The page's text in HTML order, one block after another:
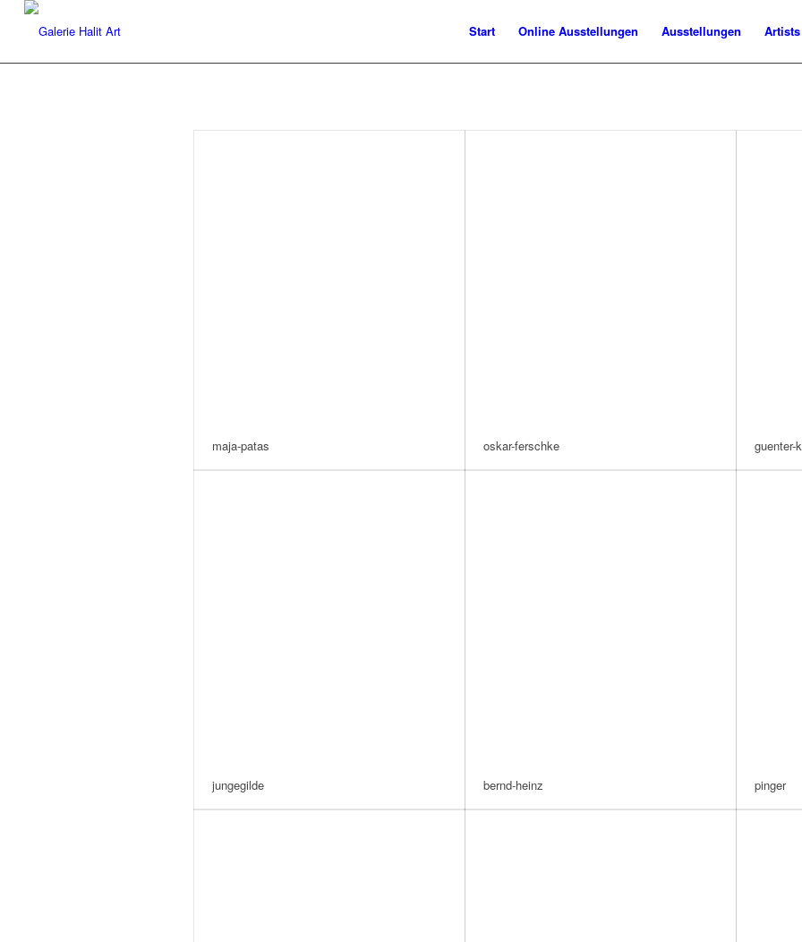
Start Online Ausstellungen Ausstellungen Artists
maja-patas oskar-ferschke guenter-
jungegilde bernd-heinz pinger